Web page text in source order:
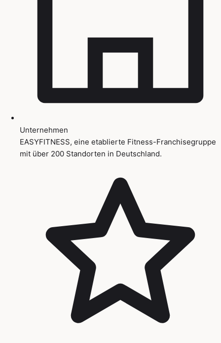
Unternehmen
EASYFITNESS, eine etablierte Fitness-Franchisegruppe
mit über 200 Standorten in Deutschland.